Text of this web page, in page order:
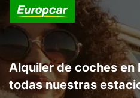
Alquiler de coches en
todas nuestras